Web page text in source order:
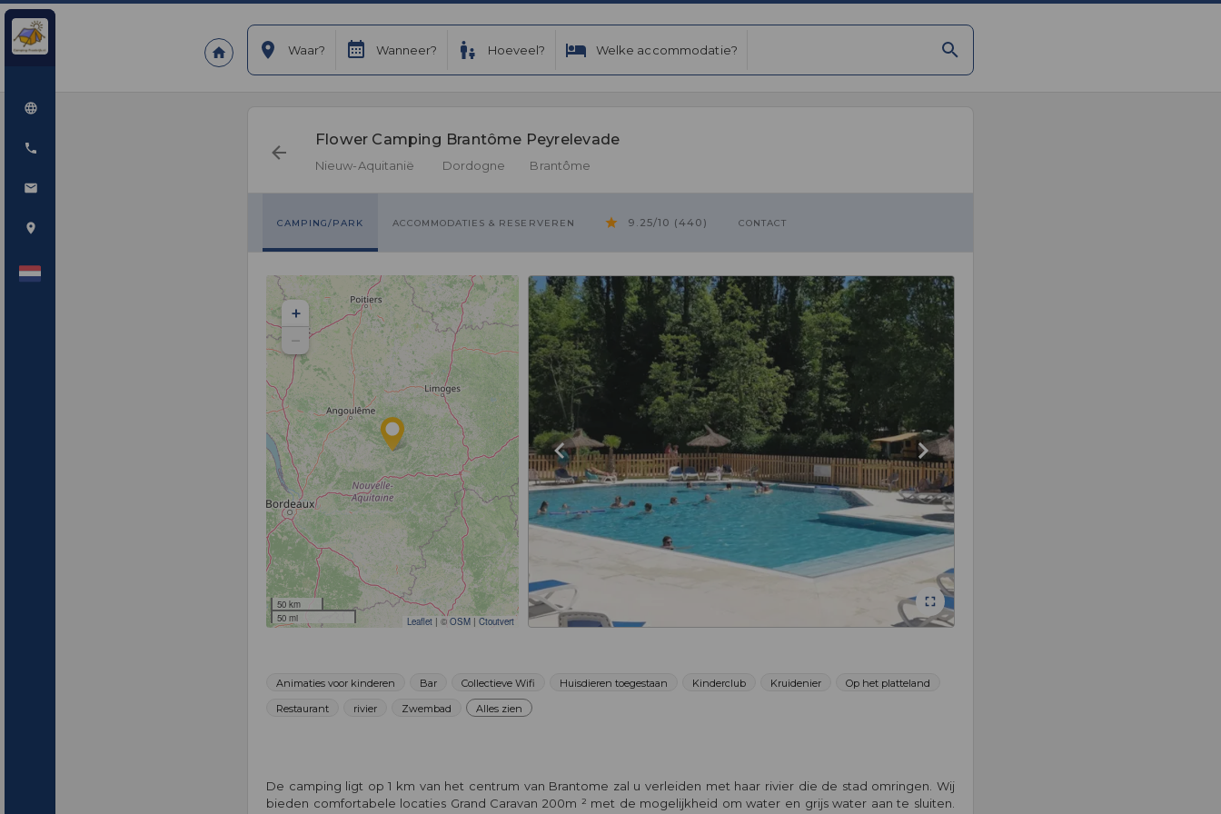
Waar? Wanneer? Hoeveel? Welke accommodatie?
Flower Camping Brantôme Peyrelevade
Nieuw-Aquitanië Dordogne Brantôme
CAMPING/PARK ACCOMMODATIES & RESERVEREN 9.25/10 (440) CONTACT
+
−
50 km
50 mi
Leaflet | © OSM | Ctoutvert
Animaties voor kinderen Bar Collectieve Wifi Huisdieren toegestaan Kinderclub Kruidenier
Op het platteland
Restaurant
rivier Zwembad Alles zien
De camping ligt op 1 km van het centrum van Brantome zal u verleiden met haar rivier die de stad omringen. Wij
bieden comfortabele locaties Grand Caravan 200m ² met de mogelijkheid om water en grijs water aan te sluiten.